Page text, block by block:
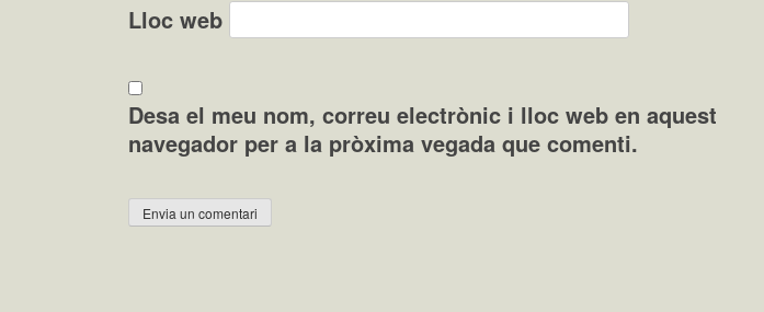
Lloc web
Desa el meu nom, correu electrònic i lloc web en aquest
navegador per a la pròxima vegada que comenti.